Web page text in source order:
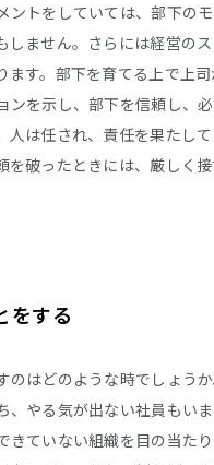
ントをしていては、部下の
しません。さらには経営の
ます。部下を育てる上で上
ンを示し、部下を信頼し、
人は任され、責任を果たし
を破ったときには、厳しく
をする
のはどのような時でしょう
、やる気が出ない社員もい
きていない組織を目の当た